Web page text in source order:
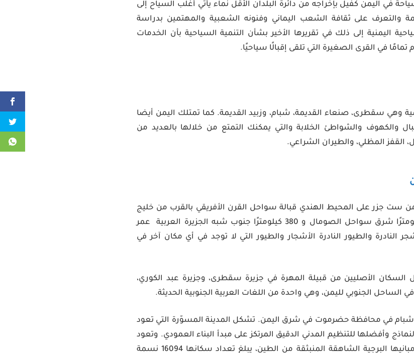
في اليمن كفيل بإخراجه من دائرة البلدان الأقل نماء يأتي أغلب السياح إلى
والتعرف على ثقافة الشعب اليماني وفنونه الشعبية والمهتمين بدراسة
اليمنية إلى ذلك في تقريرها الأخير بشأن التنمية السياحية بأن الخدمات
في القرى الصغيرة التي تلقى إقبالًا سياحيًا.
وهي سقطرى، صنعاء القديمة، شبام، وزبيد القديمة. كما تمتلك اليمن أيضا
والكهوف والشواطئ الخلابة والتي يمكنك التمتع من خلالها بالعديد من
القفز المظلي، والطيران الشراعي.
ست جزر على المحيط الهندي قبالة سواحل القرن الأفريقي بالقرب من خليج
عدن، وتقع على بعد حوالي 240 كيلومترًا شرق سواحل الصومال و 380 كيلومترًا جنوب شبه الجزيرة العربية عمر
النادرة والطيور النادرة الأشجار والطيور التي لا توجد في أي مكان آخر في
السكان الأصليين من قبيلة المهرة في جزيرة سقطرى، وجزيرة عبد الكوري،
الجنوبي لليمن، وهي واحدة من اللغات العربية الجنوبية الحديثة.
شبام في محافظة حضرموت في شرق اليمن. تشكل المدينة المسوّرة التي تعود
وأفضلها للتنظيم المدني الدقيق المرتكز على مبدأ البناء العمودي. وتعود
تسميتها «بمانهاتن الصحراء» إلى مبانيها البرجية الشاهقة المنبثقة من الطين، يبلغ تعداد سكانها 16094 نسمة